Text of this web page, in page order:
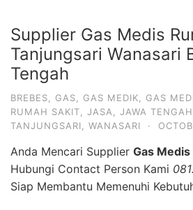
Supplier Gas Medis
Tanjungsari Wanasari
Tengah
BREBES GAS GAS MEDIK GAS
RUMAH SAKIT
JASA JAWA TENGAH
TANJUNGSARI
WANASARI ·
Anda Mencari Supplier Gas Medis
Hubungi Contact Person Kami
Siap Membantu Memenuhi